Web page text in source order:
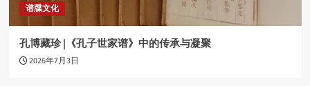
谱牒文化
孔博藏珍 |《孔子世家谱》中的传承与凝聚
2026年7月3日